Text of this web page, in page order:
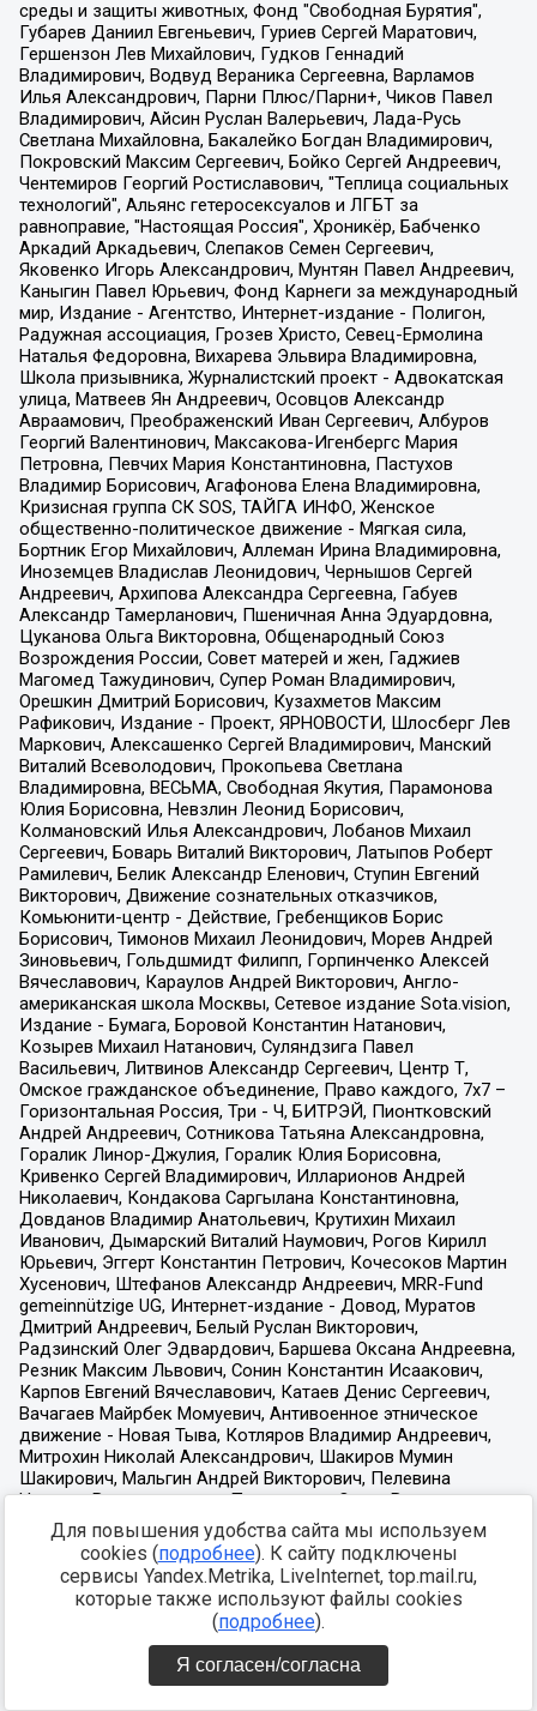
Для повышения удобства сайта мы используем
cookies (подробнее). К сайту подключены
сервисы Yandex.Metrika, LiveInternet, top.mail.ru,
которые также используют файлы cookies
(подробнее).
Я согласен/согласна